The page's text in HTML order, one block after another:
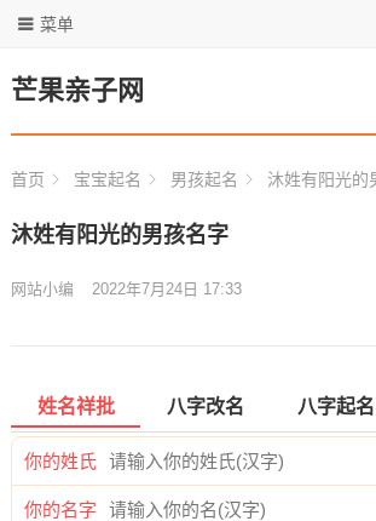
芒果亲子网
菜单
首页 宝宝起名 男孩起名 沐姓有阳光的
沐姓有阳光的男孩名字
网站小编 2022年7月24日 17:33
姓名祥批 八字改名 八字起名
你的姓氏
你的名字